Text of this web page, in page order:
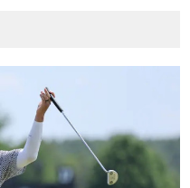
Giải mã lượng tử Quang